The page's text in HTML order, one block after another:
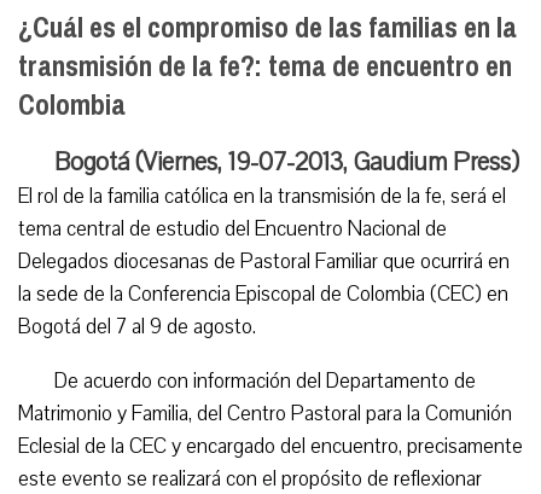
¿Cuál es el compromiso de las familias en la
transmisión de la fe?: tema de encuentro en
Colombia
Bogotá (Viernes, 19-07-2013, Gaudium Press)
El rol de la familia católica en la transmisión de la fe, será el
tema central de estudio del Encuentro Nacional de
Delegados diocesanas de Pastoral Familiar que ocurrirá en
la sede de la Conferencia Episcopal de Colombia (CEC) en
Bogotá del 7 al 9 de agosto.
De acuerdo con información del Departamento de
Matrimonio y Familia, del Centro Pastoral para la Comunión
Eclesial de la CEC y encargado del encuentro, precisamente
este evento se realizará con el propósito de reflexionar